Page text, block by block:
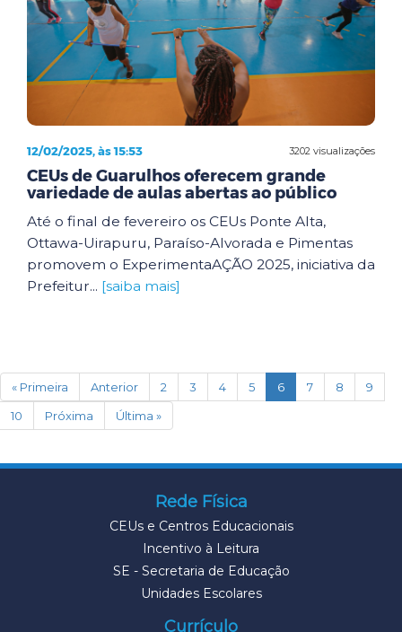
3202 visualizações
12/02/2025, às 15:53
CEUs de Guarulhos oferecem grande
variedade de aulas abertas ao público
Até o final de fevereiro os CEUs Ponte Alta,
Ottawa-Uirapuru, Paraíso-Alvorada e Pimentas
promovem o ExperimentaAÇÃO 2025, iniciativa da
Prefeitur... [saiba mais]
« Primeira Anterior 2 3 4 5 6(current)
7 8
9
10
Próxima Última »
Rede Física
CEUs e Centros Educacionais
Incentivo à Leitura
SE - Secretaria de Educação
Unidades Escolares
Currículo